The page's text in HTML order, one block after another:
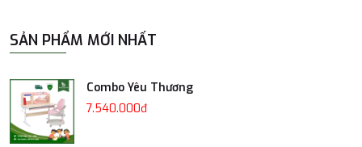
SẢN PHẨM MỚI NHẤT
Combo Yêu Thương
7.540.000đ